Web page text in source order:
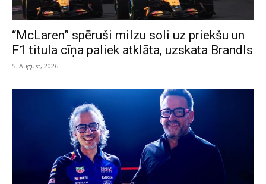
“McLaren” spēruši milzu soli uz priekšu un
F1 titula cīņa paliek atklāta, uzskata Brandls
5. August, 2026